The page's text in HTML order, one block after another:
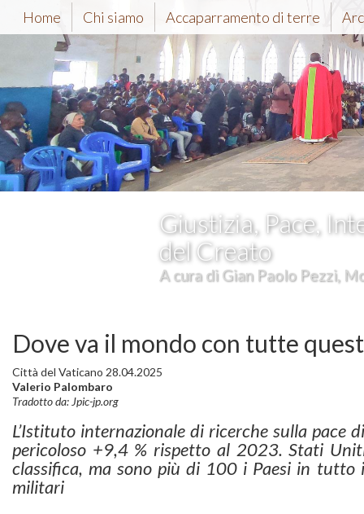
Home Chi siamo Accaparramento di terre
Giustizia, Pace,
del Creato
A cura di Gian Paolo Pezzi,
Dove va il mondo con tutte
Città del Vaticano 28.04.2025
Valerio Palombaro
Tradotto da: Jpic-jp.org
L’Istituto internazionale di ricerche sulla pace
pericoloso +9,4 % rispetto al 2023. Stati
classifica, ma sono più di 100 i Paesi in tutto
militari